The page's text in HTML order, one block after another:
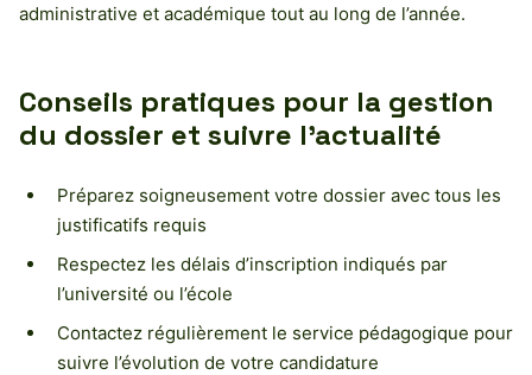
administrative et académique tout au long de l’année.
Conseils pratiques pour la gestion
du dossier et suivre l’actualité
Préparez soigneusement votre dossier avec tous les
justificatifs requis
Respectez les délais d’inscription indiqués par
l’université ou l’école
Contactez régulièrement le service pédagogique pour
suivre l’évolution de votre candidature